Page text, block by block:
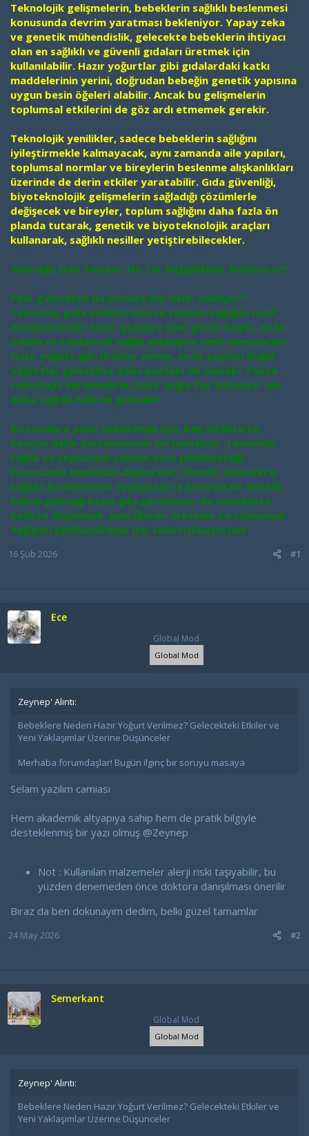
Teknolojik gelişmelerin, bebeklerin sağlıklı beslenmesi
konusunda devrim yaratması bekleniyor. Yapay zeka
ve genetik mühendislik, gelecekte bebeklerin ihtiyacı
olan en sağlıklı ve güvenli gıdaları üretmek için
kullanılabilir. Hazır yoğurtlar gibi gıdalardaki katkı
maddelerinin yerini, doğrudan bebeğin genetik yapısına
uygun besin öğeleri alabilir. Ancak bu gelişmelerin
toplumsal etkilerini de göz ardı etmemek gerekir.
Teknolojik yenilikler, sadece bebeklerin sağlığını
iyileştirmekle kalmayacak, aynı zamanda aile yapıları,
toplumsal normlar ve bireylerin beslenme alışkanlıkları
üzerinde de derin etkiler yaratabilir. Gıda güvenliği,
biyoteknolojik gelişmelerin sağladığı çözümlerle
değişecek ve bireyler, toplum sağlığını daha fazla ön
planda tutarak, genetik ve biyoteknolojik araçları
kullanarak, sağlıklı nesiller yetiştirebilecekler.
Geleceğe Dair Sorular: Ne Tür Değişiklikler Bekliyoruz?
Peki, gelecekte bu konuda bizi neler bekliyor?
Teknoloji, gıda endüstrisini ve toplum sağlığını nasıl
dönüştürecek? Hazır gıdalara olan güven kaybı, insan
odaklı ve toplumsal sağlık anlayışına nasıl yansıyacak?
Hazır yoğurt gibi ürünler yerine, evde yapılan doğal
yoğurtlar gelecekte daha popüler mi olacak? Yoksa
teknolojik ilerlemelerle, hazır yoğurtlar bebekler için
daha sağlıklı hale mi gelecek?
Bu sorulara yanıt bulabilmek için, hep birlikte bu
konuyu daha derinlemesine tartışmalıyız. Teknoloji,
sağlık ve toplumsal yapının nasıl şekilleneceği
konusunda hepimizin düşünceleri önemli. Gelecekte,
sağlıklı beslenmenin toplumsal ve bireysel bir öncelik
haline geleceği kesin gibi görünüyor. Bu yolculukta
birlikte düşünmek, yeni fikirler üretmek ve toplumsal
değişimi şekillendirmek için sabırsızlanıyorum!
#1
16 Şub 2026
Ece
Global Mod
Global Mod
Zeynep' Alıntı:
Bebeklere Neden Hazır Yoğurt Verilmez? Gelecekteki Etkiler ve
Yeni Yaklaşımlar Üzerine Düşünceler
Merhaba forumdaşlar! Bugün ilginç bir soruyu masaya
Selam yazılım camiası
Hem akademik altyapıya sahip hem de pratik bilgiyle
desteklenmiş bir yazı olmuş @Zeynep
Not : Kullanılan malzemeler alerji riski taşıyabilir, bu
yüzden denemeden önce doktora danışılması önerilir
Biraz da ben dokunayım dedim, belki güzel tamamlar
#2
24 May 2026
Semerkant
Global Mod
Global Mod
Zeynep' Alıntı:
Bebeklere Neden Hazır Yoğurt Verilmez? Gelecekteki Etkiler ve
Yeni Yaklaşımlar Üzerine Düşünceler